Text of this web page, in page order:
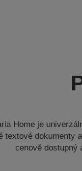
Home je
textové dokumenty
cenově dostupný